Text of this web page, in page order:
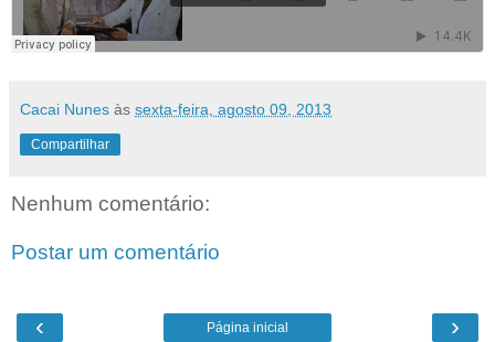
Cacai Nunes às sexta-feira, agosto 09, 2013
Compartilhar
Nenhum comentário:
Postar um comentário
‹ ›
Página inicial